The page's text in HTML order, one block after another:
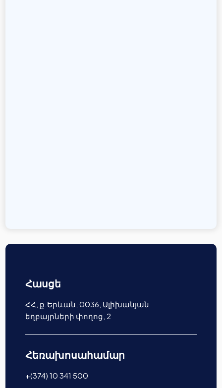
Հասցե
ՀՀ, ք.Երևան, 0036, Ալիխանյան
եղբայրների փողոց, 2
Հեռախոսահամար
+(374) 10 341 500